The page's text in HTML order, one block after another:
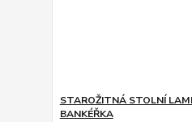
STAROŽITNÁ STOLNÍ
BANKÉŘKA